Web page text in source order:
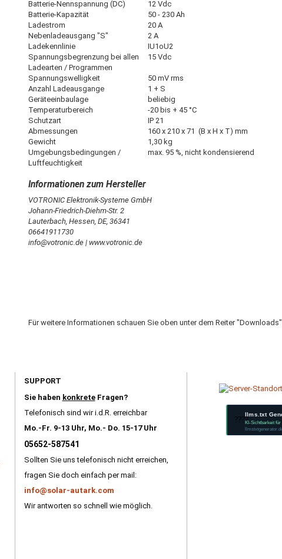
Batterie-Nennspannung (DC)
12 Vdc
Batterie-Kapazität
50 - 230 Ah
Ladestrom
20 A
Nebenladeausgang "S"
2 A
Ladekennlinie
IU1oU2
Spannungsbegrenzung bei allen
Ladearten / Programmen
15 Vdc
Spannungswelligkeit
50 mV rms
Anzahl Ladeausgange
1 + S
Geräteeinbaulage
beliebig
Temperaturbereich
-20 bis + 45 °C
Schutzart
IP 21
Abmessungen
160 x 210 x 71 (B x H x T) mm
Gewicht
1,30 kg
Umgebungsbedingungen /
Luftfeuchtigkeit
max. 95 %, nicht kondensierend
VOTRONIC Elektronik-Systeme GmbH
Johann-Friedrich-Diehm-Str. 2
Lauterbach, Hessen, DE, 36341
06641911730
info@votronic.de | www.votronic.de
Für weitere Informationen schauen Sie oben unter dem Reiter
SUPPORT
Sie haben konkreteFragen?
Telefonisch sind wir i.d.R. erreichbar
Mo.-Fr. 9-13 Uhr, Mo.- Do. 15-17 Uhr
05652-587541
Sollten Sie uns telefonisch nicht erreichen,
fragen Sie doch einfach per mail:
info@solar-autark.com
Wir antworten so schnell wie möglich.
????
llms.txt
KI-Sichtbarkeit für